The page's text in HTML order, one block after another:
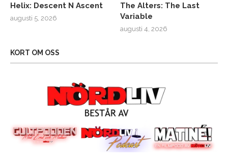
Helix: Descent N Ascent
augusti 5, 2026
The Alters: The Last
Variable
augusti 4, 2026
KORT OM OSS